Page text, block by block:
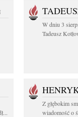
W dniu 3
Tadeusz
Z głębokim
wiadomość o